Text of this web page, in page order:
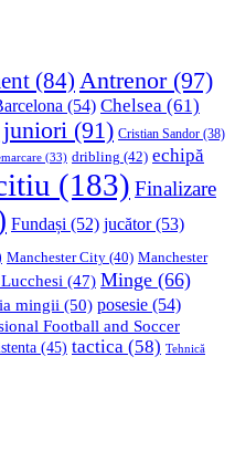
(84) Antrenor(97)
(54) Chelsea (61)
(91) Cristian Sandor (38)
(33) dribling (42) echipă
(183) Finalizare
Fundași (52) jucător(53)
Manchester City (40) Manchester
(47) Minge (66)
mingii (50) posesie (54)
Football and Soccer
(45) tactica (58) Tehnică